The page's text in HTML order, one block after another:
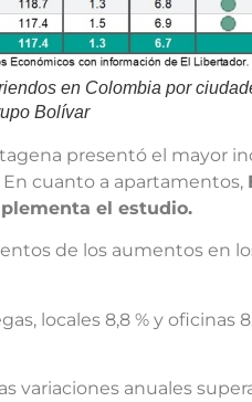
en Colombia por
Bolívar
presentó el mayor
En cuanto a apartamentos,
el estudio.
de los aumentos en
locales 8,8 % y oficinas
variaciones anuales